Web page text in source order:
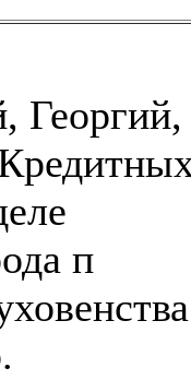
Георгий,
п